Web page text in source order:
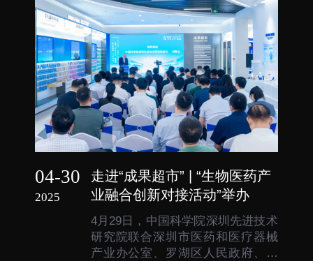
（深圳）有限公司总裁马驰出席活
动。
04-30
2025
走进“成果超市” | “生物医药产
业融合创新对接活动”举办
4月29日，中国科学院深圳先进技术
研究院联合深圳市医药和医疗器械
产业办公室、罗湖区人民政府、深